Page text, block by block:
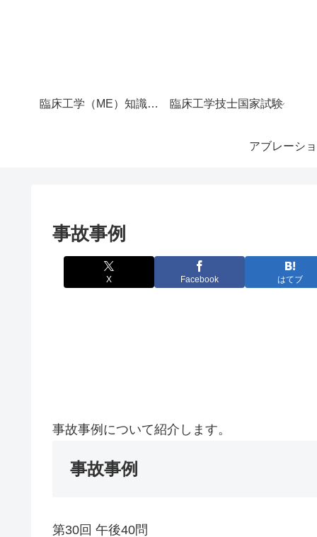
臨床工学（ME）知識マップ｜サイト全体の目次 臨床工学技士国家試験
アブレーシ
事故事例
X Facebook はてブ
事故事例について紹介します。
事故事例
第30回 午後40問